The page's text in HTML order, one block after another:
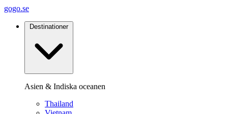
gogo.se
Destinationer
Asien & Indiska oceanen
Thailand